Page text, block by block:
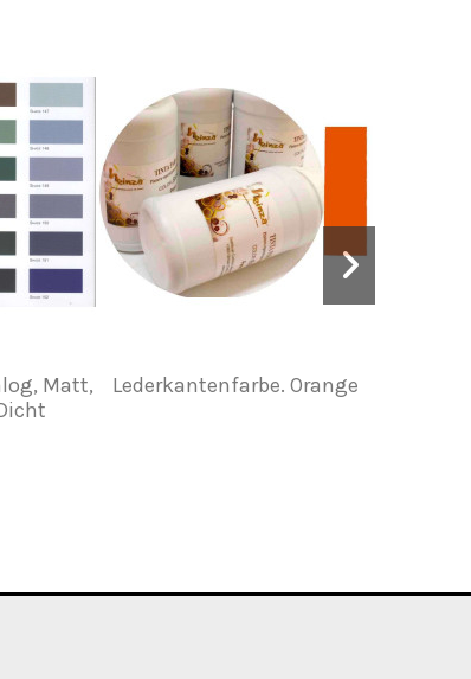
Matt,
Lederkantenfarbe. Orange